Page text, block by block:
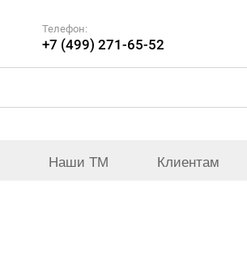
Телефон:
+7 (499) 271-65-52
Наши ТМ Клиентам